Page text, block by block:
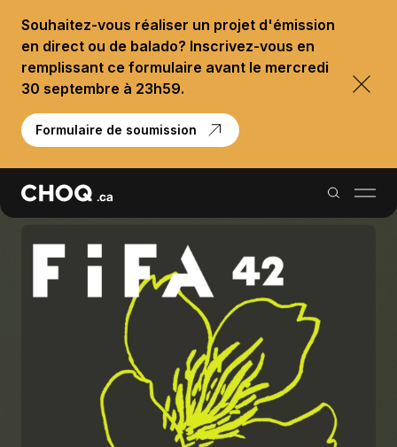
Souhaitez-vous réaliser un projet d'émission
en direct ou de balado? Inscrivez-vous en
remplissant ce formulaire avant le mercredi
30 septembre à 23h59.
Formulaire de soumission
Balados
Reportages
Palmarès
À propos